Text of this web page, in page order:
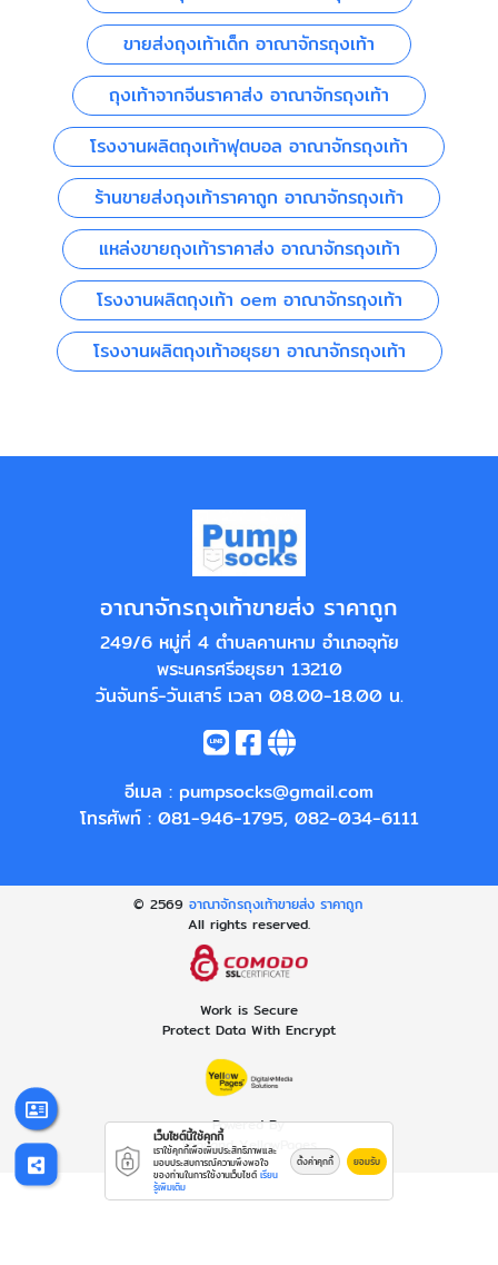
ขายส่งถุงเท้าเด็ก อาณาจักรถุงเท้า
ถุงเท้าจากจีนราคาส่ง อาณาจักรถุงเท้า
โรงงานผลิตถุงเท้าฟุตบอล อาณาจักรถุงเท้า
ร้านขายส่งถุงเท้าราคาถูก อาณาจักรถุงเท้า
แหล่งขายถุงเท้าราคาส่ง อาณาจักรถุงเท้า
โรงงานผลิตถุงเท้า oem อาณาจักรถุงเท้า
โรงงานผลิตถุงเท้าอยุธยา อาณาจักรถุงเท้า
อาณาจักรถุงเท้าขายส่ง ราคาถูก
249/6 หมู่ที่ 4 ตำบลคานหาม อำเภออุทัย
พระนครศรีอยุธยา 13210
วันจันทร์-วันเสาร์ เวลา 08.00-18.00 น.
อีเมล : pumpsocks@gmail.com
โทรศัพท์ : 081-946-1795, 082-034-6111
© 2569อาณาจักรถุงเท้าขายส่ง ราคาถูก
All rights reserved.
Work is Secure
Protect Data With Encrypt
Powered By
Thailand YellowPages
เว็บไซต์นี้ใช้คุกกี้
เราใช้คุกกี้เพื่อเพิ่มประสิทธิภาพและ
มอบประสบการณ์ความพึงพอใจ
ของท่านในการใช้งานเว็บไซต์ เรียน
รู้เพิ่มเติม
ตั้งค่าคุกกี้ ยอมรับ